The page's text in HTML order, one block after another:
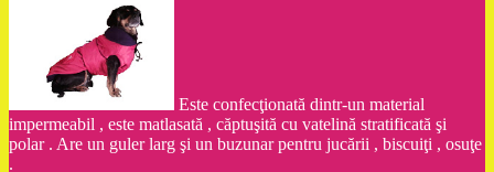
Este confecţionată dintr-un material
impermeabil , este matlasată , căptuşită cu vatelină stratificată şi
polar . Are un guler larg şi un buzunar pentru jucării , biscuiţi , osuţe
.